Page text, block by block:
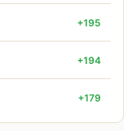
+195
+194
+179